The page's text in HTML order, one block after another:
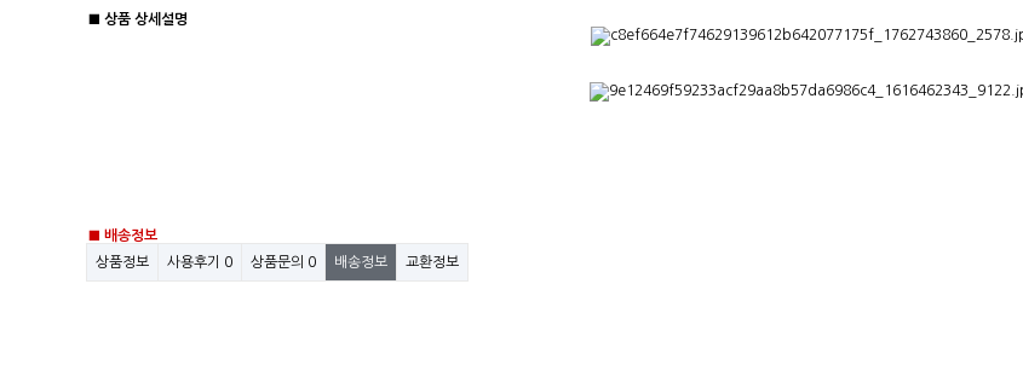
■ 상품 상세설명
■ 배송정보
상품정보
사용후기 0 상품문의 0 배송정보 교환정보